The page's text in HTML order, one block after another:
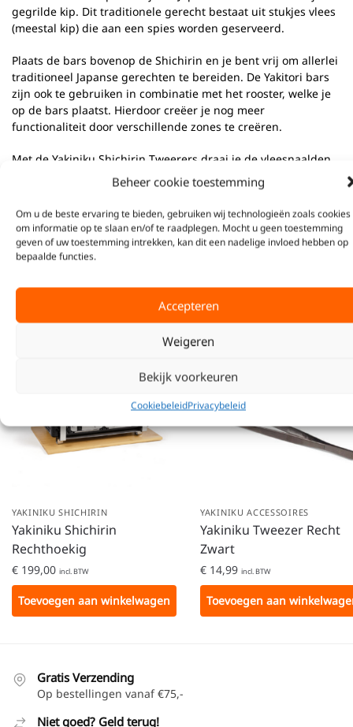
Beheer cookie toestemming
Om u de beste ervaring te bieden, gebruiken wij technologieën zoals cookies
om informatie op te slaan en/of te raadplegen. Mocht u geen toestemming
geven of uw toestemming intrekken, kan dit een nadelige invloed hebben op
bepaalde functies.
Accepteren
Weigeren
Bekijk voorkeuren
CookiebeleidPrivacybeleid
gegrilde kip. Dit traditionele gerecht bestaat uit stukjes vlees
(meestal kip) die aan een spies worden geserveerd.
Plaats de bars bovenop de Shichirin en je bent vrij om allerlei
traditioneel Japanse gerechten te bereiden. De Yakitori bars
zijn ook te gebruiken in combinatie met het rooster, welke je
op de bars plaatst. Hierdoor creëer je nog meer
functionaliteit door verschillende zones te creëren.
Met de Yakiniku Shichirin Tweerers draai je de vleesnaalden
SKU: 800801
Categorie: YAKINIKU Accessoires
Tags:
Gerelateerde producten
YAKINIKU SHICHIRIN
Yakiniku Shichirin
Rechthoekig
€ 199,00 incl. BTW
Toevoegen aan winkelwagen
YAKINIKU ACCESSOIRES
Yakiniku Tweezer Recht
Zwart
€ 14,99 incl. BTW
Toevoegen aan
Gratis Verzending
Op bestellingen vanaf €75,-
Niet goed? Geld terug!